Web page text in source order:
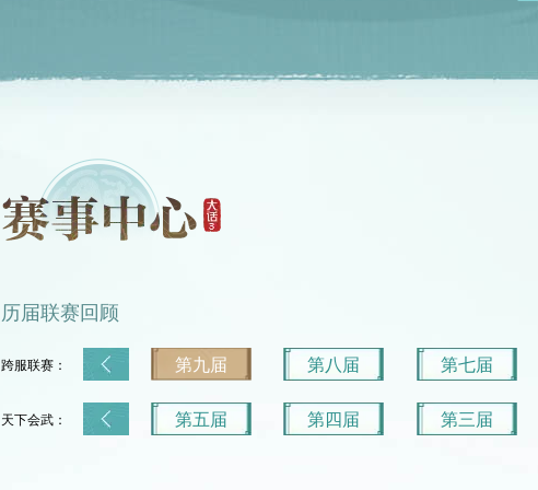
历届联赛回顾
跨服联赛： 第九届 第八届 第七届
天下会武： 第五届 第四届 第三届